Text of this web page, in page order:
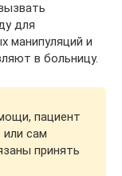
для
манипуляций и
в больницу.
пациент
сам
принять